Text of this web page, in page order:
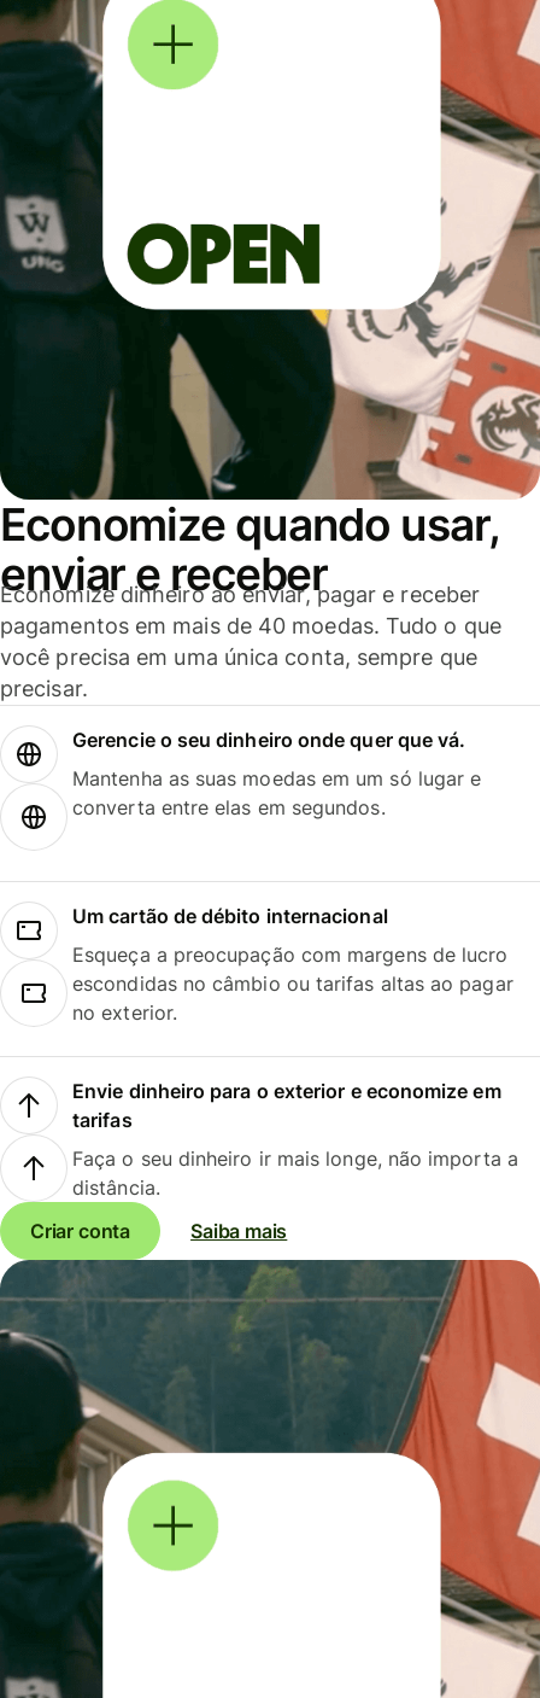
Economize quando usar,
enviar e receber
Economize dinheiro ao enviar, pagar e receber
pagamentos em mais de 40 moedas. Tudo o que
você precisa em uma única conta, sempre que
precisar.
Gerencie o seu dinheiro onde quer que vá.
Mantenha as suas moedas em um só lugar e
converta entre elas em segundos.
Um cartão de débito internacional
Esqueça a preocupação com margens de lucro
escondidas no câmbio ou tarifas altas ao pagar
no exterior.
Envie dinheiro para o exterior e economize em
tarifas
Faça o seu dinheiro ir mais longe, não importa a
distância.
Criar conta
Saiba mais